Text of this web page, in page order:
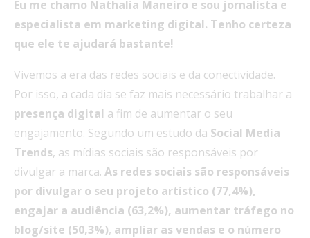
Eu me chamo Nathalia Maneiro e sou jornalista e
especialista em marketing digital. Tenho certeza
que ele te ajudará bastante!
Vivemos a era das redes sociais e da conectividade.
Por isso, a cada dia se faz mais necessário trabalhar a
presença digital a fim de aumentar o seu
engajamento. Segundo um estudo da Social Media
Trends, as mídias sociais são responsáveis por
divulgar a marca. As redes sociais são responsáveis
por divulgar o seu projeto artístico (77,4%),
engajar a audiência (63,2%), aumentar tráfego no
blog/site (50,3%), ampliar as vendas e o número